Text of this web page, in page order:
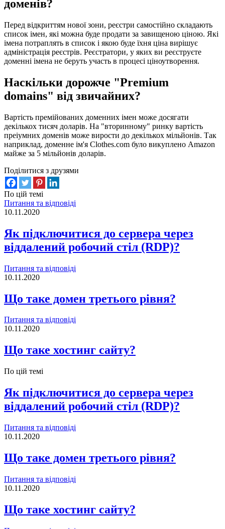
доменів?
Перед відкриттям нової зони, реєстри самостійно складають
список імен, які можна буде продати за завищеною ціною. Які
імена потраплять в список і якою буде їхня ціна вирішує
адміністрація реєстрів. Реєстратори, у яких ви реєструєте
доменні імена не беруть участь в процесі ціноутворення.
Наскільки дорожче "Premium
domains" від звичайних?
Вартість премійованих доменних імен може досягати
декількох тисяч доларів. На "вторинному" ринку вартість
преіумних доменів може вирости до декількох мільйонів. Так
наприклад, доменне ім'я Clothes.com було викуплено Amazon
майже за 5 мільйонів доларів.
Поділитися з друзями
По цій темі
Питання та відповіді
10.11.2020
Як підключитися до сервера через
віддалений робочий стіл (RDP)?
Питання та відповіді
10.11.2020
Що таке домен третього рівня?
Питання та відповіді
10.11.2020
Що таке хостинг сайту?
По цій темі
Як підключитися до сервера через
віддалений робочий стіл (RDP)?
Питання та відповіді
10.11.2020
Що таке домен третього рівня?
Питання та відповіді
10.11.2020
Що таке хостинг сайту?